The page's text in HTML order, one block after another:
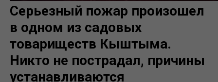
Серьезный пожар произошел
в одном из садовых
товариществ Кыштыма.
Никто не пострадал, причины
устанавливаются